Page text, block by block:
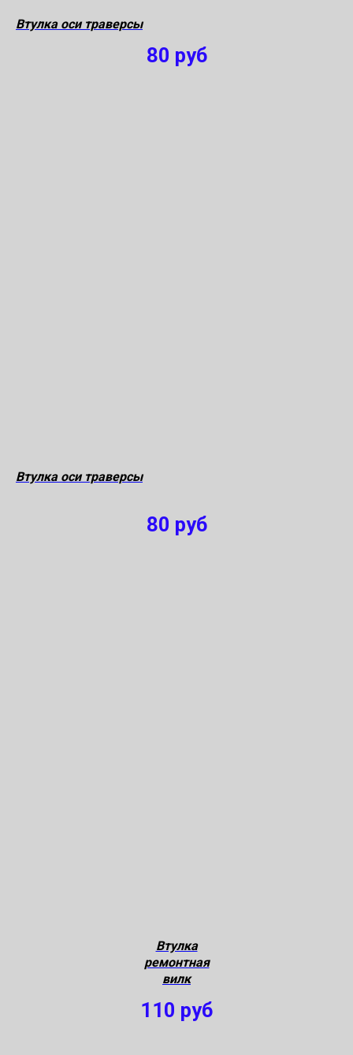
Втулка оси траверсы
80 руб
Втулка оси траверсы
80 руб
Втулка
ремонтная
вилк
110 руб